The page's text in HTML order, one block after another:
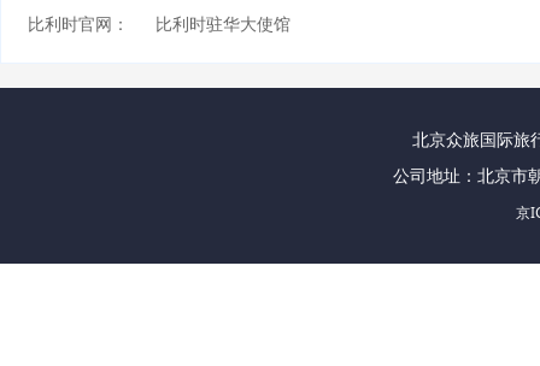
比利时官网： 比利时驻华大使馆
北京众旅国际旅
公司地址：北京市
京